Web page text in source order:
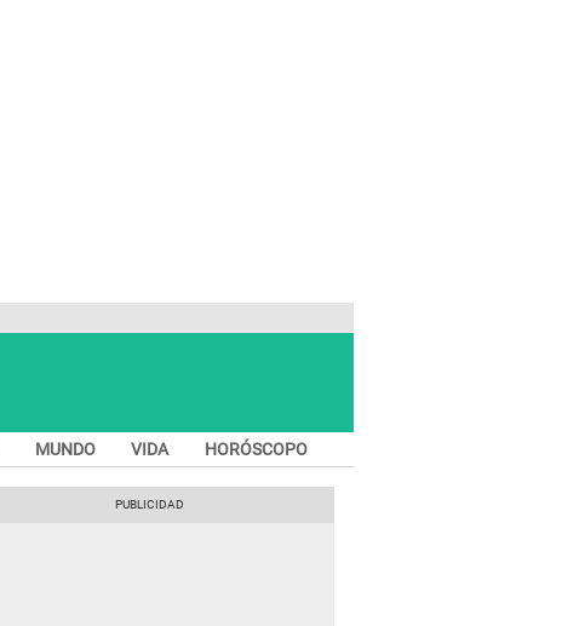
MUNDO VIDA HORÓSCOPO